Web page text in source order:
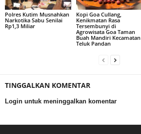
Polres Kutim Musnahkan
Narkotika Sabu Senilai
Rp1,3 Miliar
Kopi Goa Cullang,
Kenikmatan Rasa
Tersembunyi di
Agrowisata Goa Taman
Buah Mandiri Kecamatan
Teluk Pandan
TINGGALKAN KOMENTAR
Login untuk meninggalkan komentar